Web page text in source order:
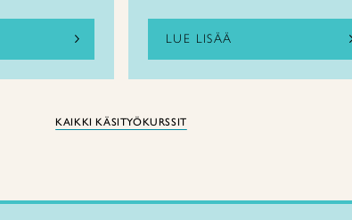
LUE LISÄÄ
KAIKKI KÄSITYÖKURSSIT